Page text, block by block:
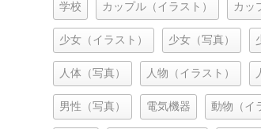
学校 カップル（イラスト） カッ
少女（イラスト） 少女（写真）
人体（写真） 人物（イラスト）
男性（写真） 電気機器 動物（イ